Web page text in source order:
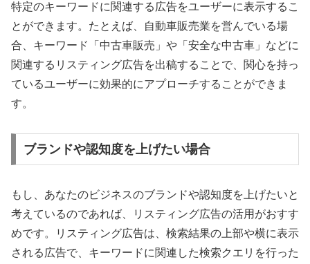
特定のキーワードに関連する広告をユーザーに表示するこ
とができます。たとえば、自動車販売業を営んでいる場
合、キーワード「中古車販売」や「安全な中古車」などに
関連するリスティング広告を出稿することで、関心を持っ
ているユーザーに効果的にアプローチすることができま
す。
ブランドや認知度を上げたい場合
もし、あなたのビジネスのブランドや認知度を上げたいと
考えているのであれば、リスティング広告の活用がおすす
めです。リスティング広告は、検索結果の上部や横に表示
される広告で、キーワードに関連した検索クエリを行った